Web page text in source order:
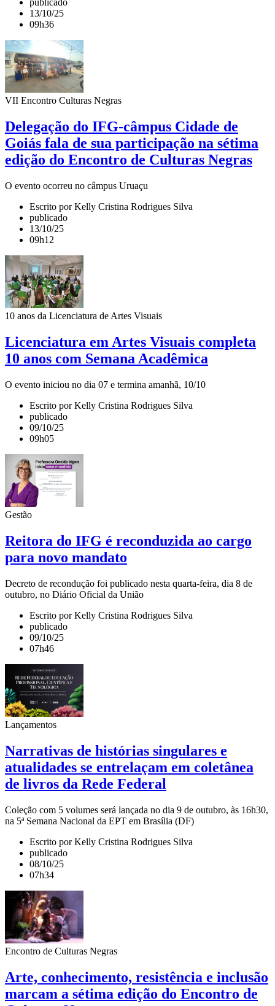
publicado
13/10/25
09h36
VII Encontro Culturas Negras
Delegação do IFG-câmpus Cidade de
Goiás fala de sua participação na sétima
edição do Encontro de Culturas Negras
O evento ocorreu no câmpus Uruaçu
Escrito por Kelly Cristina Rodrigues Silva
publicado
13/10/25
09h12
10 anos da Licenciatura de Artes Visuais
Licenciatura em Artes Visuais completa
10 anos com Semana Acadêmica
O evento iniciou no dia 07 e termina amanhã, 10/10
Escrito por Kelly Cristina Rodrigues Silva
publicado
09/10/25
09h05
Gestão
Reitora do IFG é reconduzida ao cargo
para novo mandato
Decreto de recondução foi publicado nesta quarta-feira, dia 8 de
outubro, no Diário Oficial da União
Escrito por Kelly Cristina Rodrigues Silva
publicado
09/10/25
07h46
Lançamentos
Narrativas de histórias singulares e
atualidades se entrelaçam em coletânea
de livros da Rede Federal
Coleção com 5 volumes será lançada no dia 9 de outubro, às 16h30,
na 5ª Semana Nacional da EPT em Brasília (DF)
Escrito por Kelly Cristina Rodrigues Silva
publicado
08/10/25
07h34
Encontro de Culturas Negras
Arte, conhecimento, resistência e inclusão
marcam a sétima edição do Encontro de